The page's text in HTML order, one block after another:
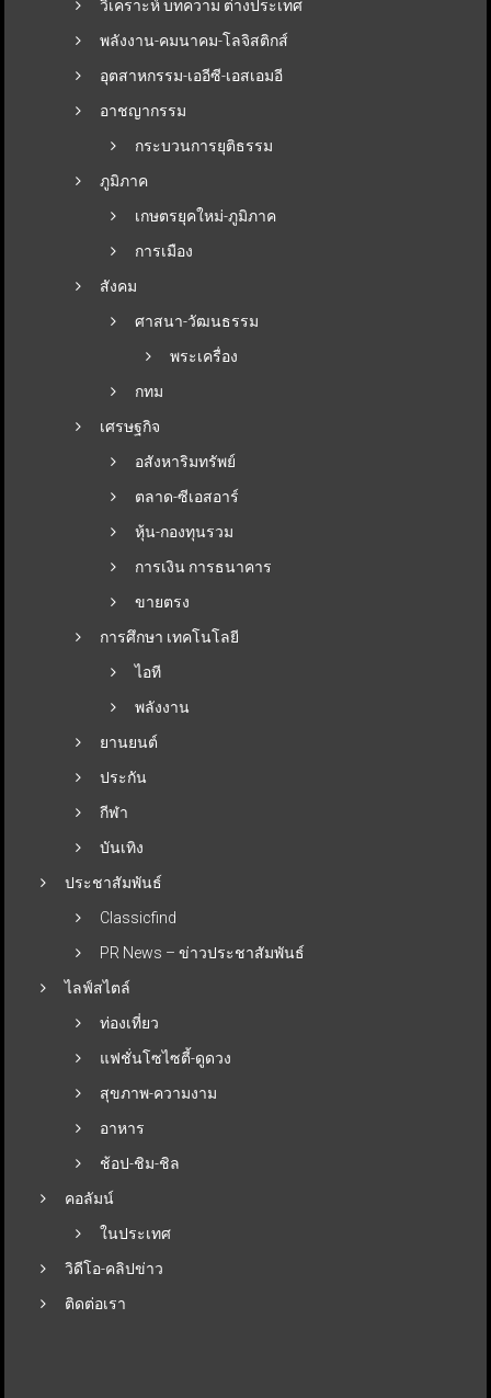
วิเคราะห์ บทความ ต่างประเทศ
พลังงาน-คมนาคม-โลจิสติกส์
อุตสาหกรรม-เออีซี-เอสเอมอี
อาชญากรรม
กระบวนการยุติธรรม
ภูมิภาค
เกษตรยุคใหม่-ภูมิภาค
การเมือง
สังคม
ศาสนา-วัฒนธรรม
พระเครื่อง
กทม
เศรษฐกิจ
อสังหาริมทรัพย์
ตลาด-ซีเอสอาร์
หุ้น-กองทุนรวม
การเงิน การธนาคาร
ขายตรง
การศึกษา เทคโนโลยี
ไอที
พลังงาน
ยานยนต์
ประกัน
กีฬา
บันเทิง
ประชาสัมพันธ์
Classicfind
PR News – ข่าวประชาสัมพันธ์
ไลฟ์สไตล์
ท่องเที่ยว
แฟชั่นโซไซตี้-ดูดวง
สุขภาพ-ความงาม
อาหาร
ช้อป-ชิม-ชิล
คอลัมน์
ในประเทศ
วิดีโอ-คลิปข่าว
ติดต่อเรา